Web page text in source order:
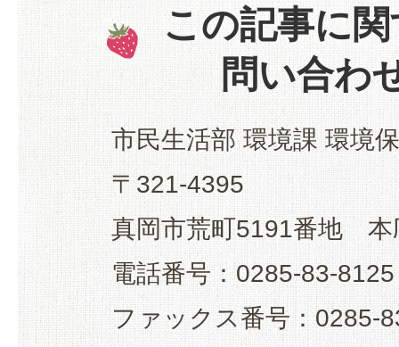
この記事に
問い合わ
市民生活部 環境課 環境
〒321-4395
真岡市荒町5191番地 本
電話番号：0285-83-8125
ファックス番号：0285-